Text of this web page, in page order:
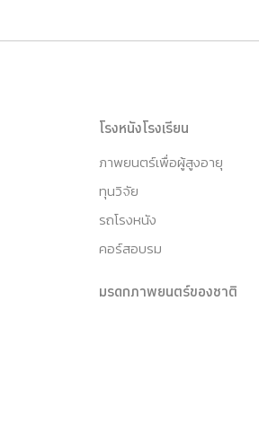
โรงหนังโรงเรียน
ภาพยนตร์เพื่อผู้สูงอายุ
ทุนวิจัย
รถโรงหนัง
คอร์สอบรม
มรดกภาพยนตร์ของชาติ